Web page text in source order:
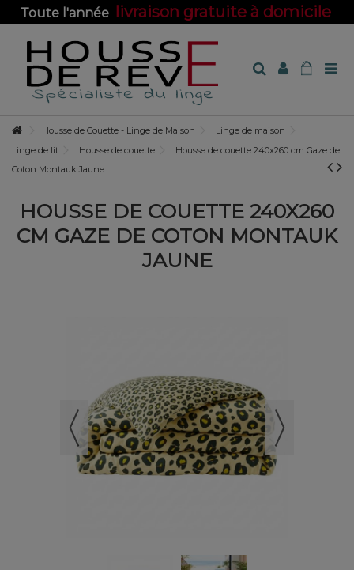
Toute l'année livraison gratuite à domicile
Housse de Couette - Linge de Maison
Linge de maison
Linge de lit
Housse de couette
Housse de couette 240x260 cm Gaze de
Coton Montauk Jaune
HOUSSE DE COUETTE 240X260
CM GAZE DE COTON MONTAUK
JAUNE